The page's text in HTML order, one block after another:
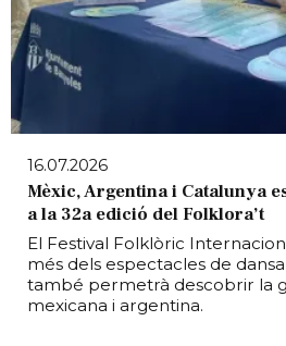
16.07.2026
Mèxic, Argentina i Catalunya
a la 32a edició del Folklora’t
El Festival Folklòric
més dels espectacles de dansa
també permetrà descobrir la
mexicana i argentina.